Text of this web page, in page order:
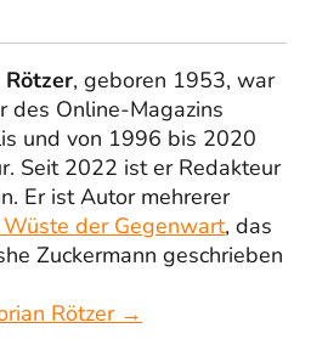
, geboren 1953, war
des Online-Magazins
und von 1996 bis 2020
Seit 2022 ist er Redakteur
Er ist Autor mehrerer
der Gegenwart, das
Zuckermann geschrieben
Rötzer →